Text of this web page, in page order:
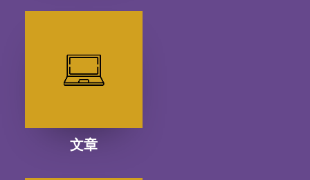
文章